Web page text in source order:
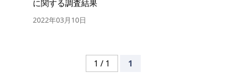
に関する調査結果
2022年03月10日
1 / 1 1